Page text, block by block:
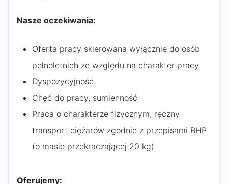
Nasze oczekiwania:
Oferta pracy skierowana wyłącznie do osób
pełnoletnich ze względu na charakter pracy
Dyspozycyjność
Chęć do pracy, sumienność
Praca o charakterze fizycznym, ręczny
transport ciężarów zgodnie z przepisami BHP
(o masie przekraczającej 20 kg)
Oferujemy: